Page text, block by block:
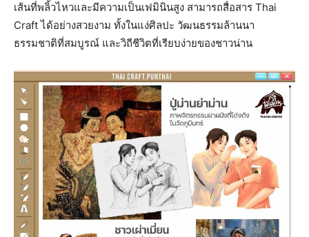
เส้นที่พลิ้วไหวและมีความเป็นเฟมินินสูง สามารถสื่อสาร Thai
Craft ได้อย่างสวยงาม ทั้งในแง่ศิลปะ วัฒนธรรมล้านนา
ธรรมชาติที่สมบูรณ์ และวิถีชีวิตที่เรียบง่ายของชาวน่าน